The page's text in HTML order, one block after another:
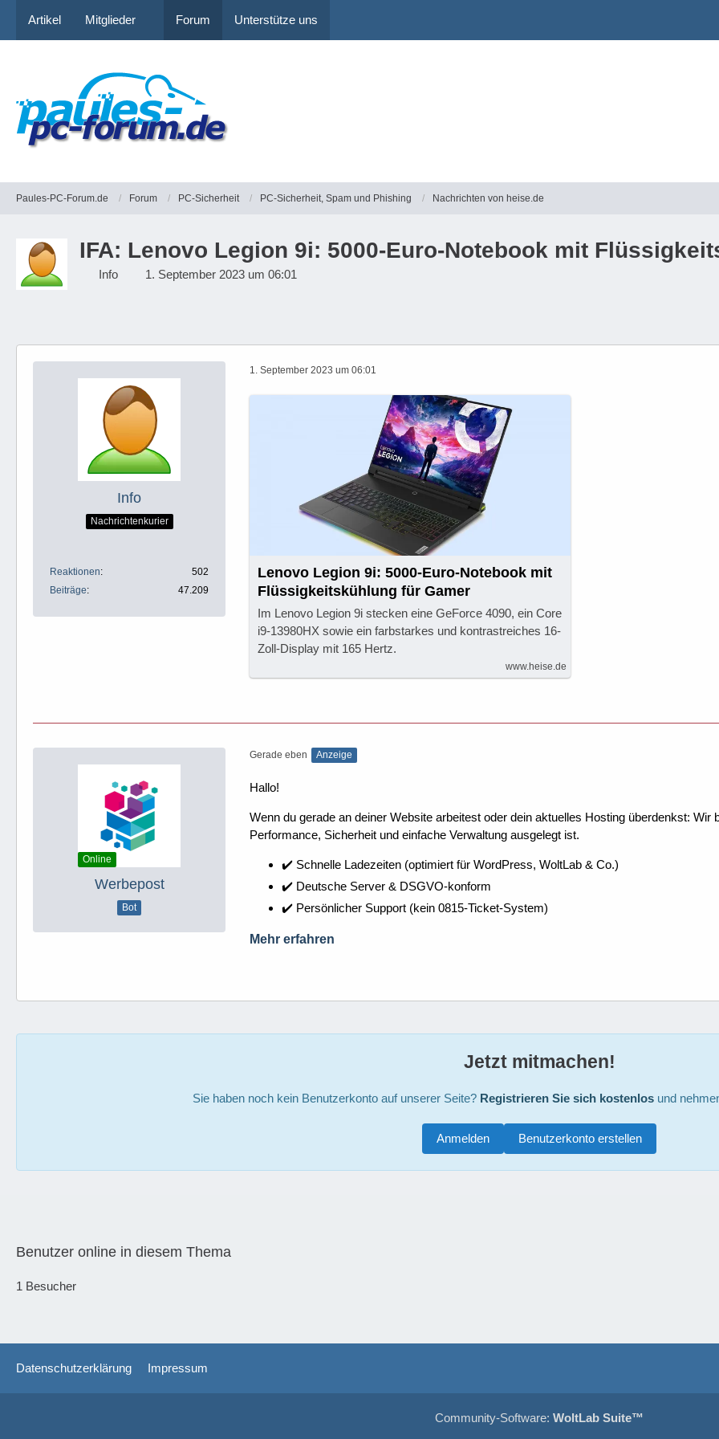
Artikel Mitglieder Forum Unterstütze uns
Paules-PC-Forum.de Forum PC-Sicherheit PC-Sicherheit, Spam und Phishing Nachrichten von heise.de
IFA: Lenovo Legion 9i: 5000-Euro-Notebook mit
Info 1. September 2023 um 06:01
Info
Nachrichtenkurier
Reaktionen
502
Beiträge
47.209
1. September 2023 um 06:01
Lenovo Legion 9i: 5000-Euro-Notebook mit
Flüssigkeitskühlung für Gamer
Im Lenovo Legion 9i stecken eine GeForce 4090, ein Core
i9-13980HX sowie ein farbstarkes und kontrastreiches 16-
Zoll-Display mit 165 Hertz.
www.heise.de
Online
Werbepost
Bot
Gerade eben Anzeige
Hallo!
Wenn du gerade an deiner Website arbeitest oder dein aktuelles Hosting überdenkst:
Performance, Sicherheit und einfache Verwaltung ausgelegt ist.
✔️ Schnelle Ladezeiten (optimiert für WordPress, WoltLab & Co.)
✔️ Deutsche Server & DSGVO-konform
✔️ Persönlicher Support (kein 0815-Ticket-System)
Mehr erfahren
Jetzt mitmachen!
Sie haben noch kein Benutzerkonto auf unserer Seite? Registrieren Sie sich kostenlosund
Benutzerkonto erstellen
Anmelden
Benutzer online in diesem Thema
1 Besucher
Datenschutzerklärung Impressum
Community-Software: WoltLab Suite™